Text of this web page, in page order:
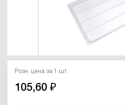
Розн. цена за 1 шт
105,60 ₽